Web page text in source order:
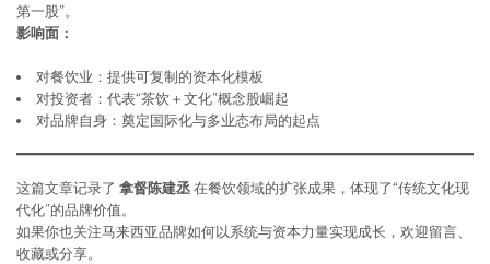
第一股”。
影响面：
对餐饮业：提供可复制的资本化模板
对投资者：代表“茶饮＋文化”概念股崛起
对品牌自身：奠定国际化与多业态布局的起点
这篇文章记录了 拿督陈建丞在餐饮领域的扩张成果，体现了“传统文化现
代化”的品牌价值。
如果你也关注马来西亚品牌如何以系统与资本力量实现成长，欢迎留言、
收藏或分享。